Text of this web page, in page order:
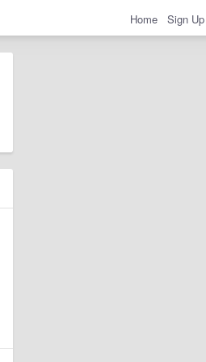
Home Sign Up